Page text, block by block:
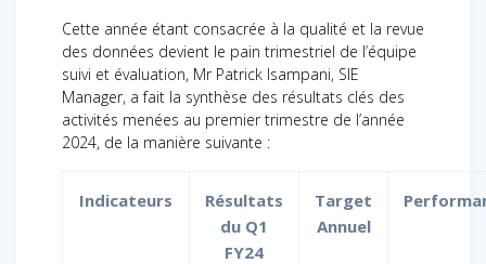
Cette année étant consacrée à la qualité et la revue
des données devient le pain trimestriel de l’équipe
suivi et évaluation, Mr Patrick Isampani, SIE
Manager, a fait la synthèse des résultats clés des
activités menées au premier trimestre de l’année
2024, de la manière suivante :
Indicateurs
Résultats
du Q1
FY24
Target
Annuel